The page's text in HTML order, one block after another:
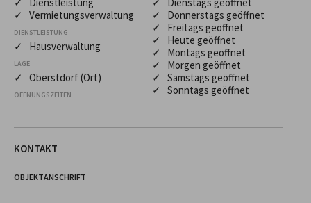
✓ Vermietungsverwaltung
DIENSTLEISTUNG
✓ Hausverwaltung
LAGE
✓ Oberstdorf (Ort)
ÖFFNUNGSZEITEN
✓ Donnerstags geöffnet
✓ Freitags geöffnet
✓ Heute geöffnet
✓ Montags geöffnet
✓ Morgen geöffnet
✓ Samstags geöffnet
✓ Sonntags geöffnet
KONTAKT
OBJEKTANSCHRIFT